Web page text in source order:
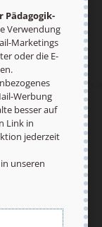
Pädagogik-
Verwendung
Marketings
oder die E-
Werbung
besser auf
Link in
jederzeit
unseren